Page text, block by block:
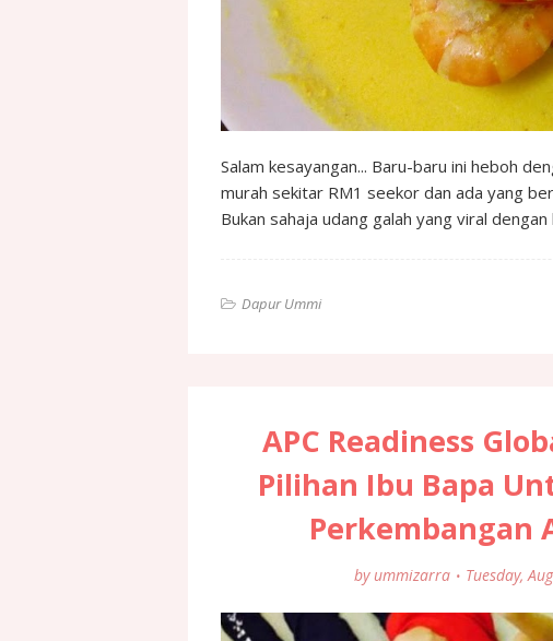
Salam kesayangan... Baru-baru ini heboh
murah sekitar RM1 seekor dan ada yang
Bukan sahaja udang galah yang viral
Dapur Ummi
APC Readiness
Pilihan Ibu Bapa
Perkembangan
by ummizarra Tuesday,